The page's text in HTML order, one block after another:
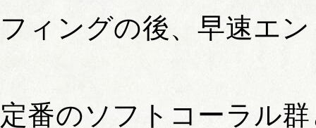
フィングの後、早速エ
定番のソフトコーラル